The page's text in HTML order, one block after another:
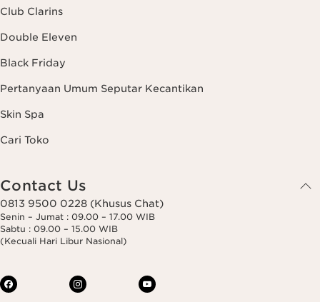
Club Clarins
Double Eleven
Black Friday
Pertanyaan Umum Seputar Kecantikan
Skin Spa
Cari Toko
Contact Us
0813 9500 0228 (Khusus Chat)
Senin – Jumat : 09.00 – 17.00 WIB
Sabtu : 09.00 – 15.00 WIB
(Kecuali Hari Libur Nasional)